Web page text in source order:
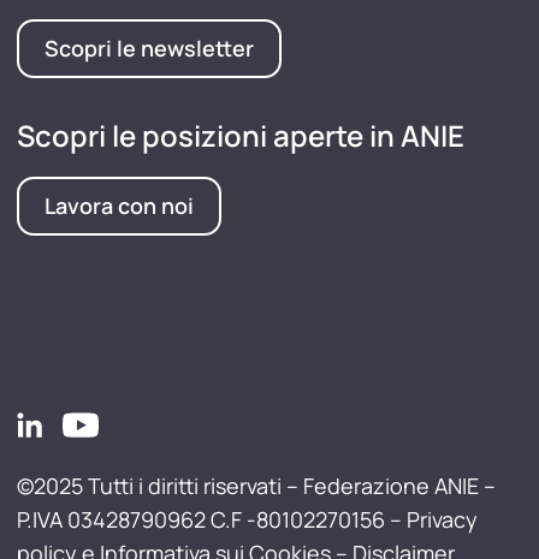
Scopri le newsletter
Scopri le posizioni aperte in ANIE
Lavora con noi
©2025 Tutti i diritti riservati – Federazione ANIE –
P.IVA 03428790962 C.F -80102270156 – Privacy